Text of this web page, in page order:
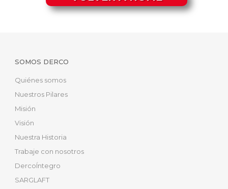
SOMOS DERCO
Quiénes somos
Nuestros Pilares
Misión
Visión
Nuestra Historia
Trabaje con nosotros
DercoÍntegro
SARGLAFT